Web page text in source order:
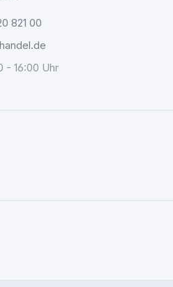
821 00
- 16:00 Uhr